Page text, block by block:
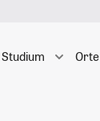
Studium Orte